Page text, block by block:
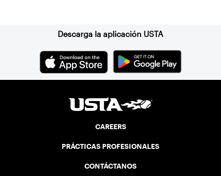
Descarga la aplicación USTA
CAREERS
PRÁCTICAS PROFESIONALES
CONTÁCTANOS